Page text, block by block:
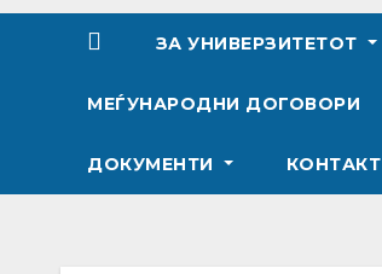
ЗА УНИВЕРЗИТЕТОТ
МЕЃУНАРОДНИ ДОГОВОРИ
ДОКУМЕНТИ КОНТАКТ